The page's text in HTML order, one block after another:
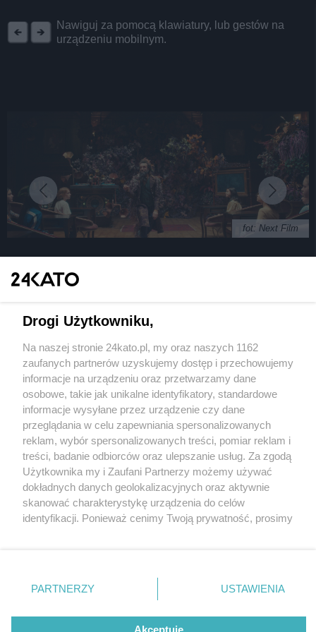
Nawiguj za pomocą klawiatury, lub gestów na
urządzeniu mobilnym.
fot: Next Film
premierze "Akademii Pana Kleksa". Od 8 maja
4 / 6
Akademia pana kleksa kadr
film 03
Wydawca mediów lokalnych
Nie zapomnij
zapoznać się z:
polityką prywatności regulamin korzystania z portali
Twojemiasto
Piekary Śląskie
Chorzów
Tarnowskie Góry
Gliwice
Skontakuj sięz nami
Kontakt
Wydawca
Redakcja
Drogi Użytkowniku,
Na naszej stronie 24kato.pl, my oraz naszych 1162
zaufanych partnerów uzyskujemy dostęp i przechowujemy
informacje na urządzeniu oraz przetwarzamy dane
osobowe, takie jak unikalne identyfikatory, standardowe
informacje wysyłane przez urządzenie czy dane
przeglądania w celu zapewniania spersonalizowanych
reklam, wybór spersonalizowanych treści, pomiar reklam i
treści, badanie odbiorców oraz ulepszanie usług. Za zgodą
Użytkownika my i Zaufani Partnerzy możemy używać
dokładnych danych geolokalizacyjnych oraz aktywnie
skanować charakterystykę urządzenia do celów
identyfikacji. Ponieważ cenimy Twoją prywatność, prosimy
prywatności znajdujący się w lewym dolnym rogu strony
. Niektóre rodzaje przetwarzania danych nie wymagają
zgody użytkownika, ale masz prawo sprzeciwić się
takiemu przetwarzaniu. Preferencje będą miały
PARTNERZY USTAWIENIA
Akceptuję